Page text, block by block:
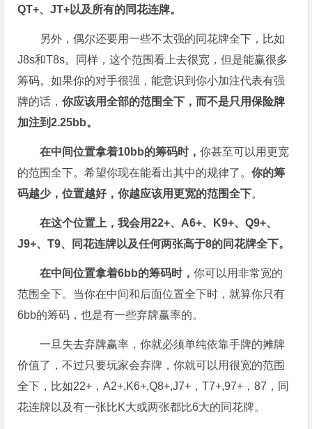
QT+、JT+以及所有的同花连牌。
另外，偶尔还要用一些不太强的同花牌全下，比如
J8s和T8s。同样，这个范围看上去很宽，但是能赢很多
筹码。如果你的对手很强，能意识到你小加注代表有强
牌的话，你应该用全部的范围全下，而不是只用保险牌
加注到2.25bb。
在中间位置拿着10bb的筹码时，你甚至可以用更宽
的范围全下。希望你现在能看出其中的规律了。你的筹
码越少，位置越好，你越应该用更宽的范围全下。
在这个位置上，我会用22+、A6+、K9+、Q9+、
J9+、T9、同花连牌以及任何两张高于8的同花牌全下。
在中间位置拿着6bb的筹码时，你可以用非常宽的
范围全下。当你在中间和后面位置全下时，就算你只有
6bb的筹码，也是有一些弃牌赢率的。
一旦失去弃牌赢率，你就必须单纯依靠手牌的摊牌
价值了，不过只要玩家会弃牌，你就可以用很宽的范围
全下，比如22+，A2+,K6+,Q8+,J7+，T7+,97+，87，同
花连牌以及有一张比K大或两张都比6大的同花牌。